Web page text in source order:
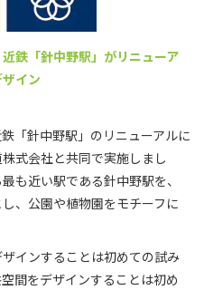
近鉄「針中野駅」がリニューア
イン
「針中野駅」のリニューアルに
式会社と共同で実施しまし
も近い駅である針中野駅を、
、公園や植物園をモチーフに
インすることは初めての試み
間をデザインすることは初め